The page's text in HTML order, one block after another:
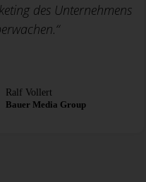
des Unternehmens
Ralf Vollert
Bauer Media Group